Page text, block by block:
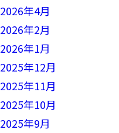
2026年4月
2026年2月
2026年1月
2025年12月
2025年11月
2025年10月
2025年9月